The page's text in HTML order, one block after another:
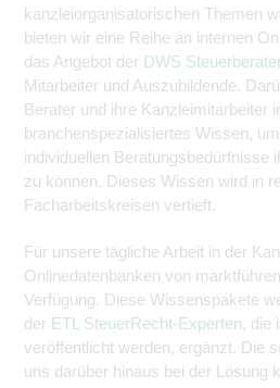
kanzleiorganisatorischen Themen
bieten wir eine Reihe an internen
das Angebot der DWS
Mitarbeiter und Auszubildende.
Berater und ihre Kanzleimitarbeiter
branchenspezialisiertes Wissen,
individuellen Beratungsbedürfnisse
zu können. Dieses Wissen wird in
Facharbeitskreisen vertieft.
Für unsere tägliche Arbeit in der
Onlinedatenbanken von
Verfügung. Diese Wissenspakete
der ETL SteuerRecht-Experten, die
veröffentlicht werden, ergänzt. Die
uns darüber hinaus bei der Lösung